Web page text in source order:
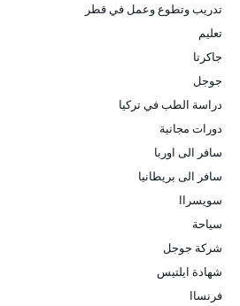
تدريب وتطوع وعمل في قطر
تعليم
جاكرتا
جوجل
دراسة الطب في تركيا
دورات مجانية
سافر الى اوربا
سافر الى بريطانيا
سويسراا
سياحة
شركة جوجل
شهادة ايلتيس
فرنساا